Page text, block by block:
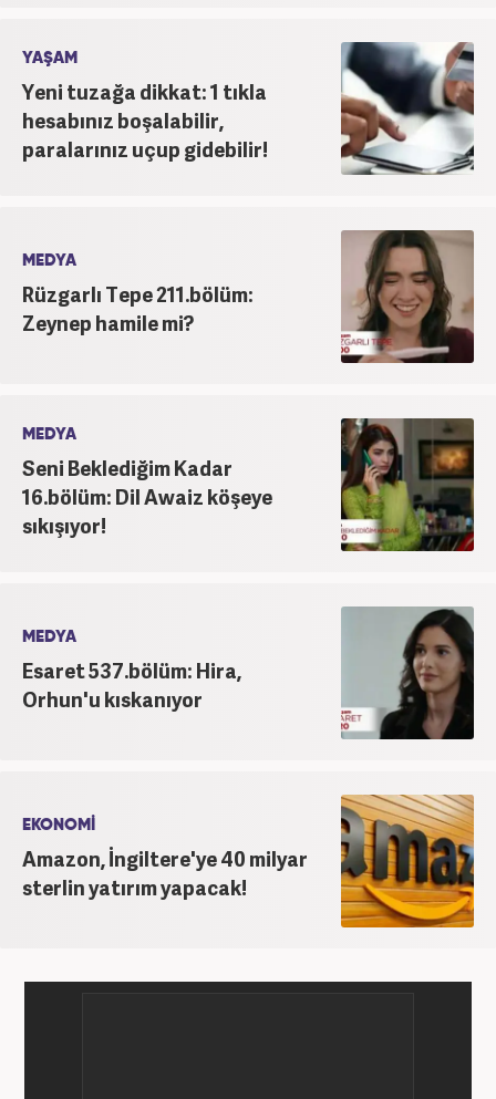
YAŞAM
Yeni tuzağa dikkat: 1 tıkla
hesabınız boşalabilir,
paralarınız uçup gidebilir!
MEDYA
Rüzgarlı Tepe 211.bölüm:
Zeynep hamile mi?
MEDYA
Seni Beklediğim Kadar
16.bölüm: Dil Awaiz köşeye
sıkışıyor!
MEDYA
Esaret 537.bölüm: Hira,
Orhun'u kıskanıyor
EKONOMİ
Amazon, İngiltere'ye 40 milyar
sterlin yatırım yapacak!